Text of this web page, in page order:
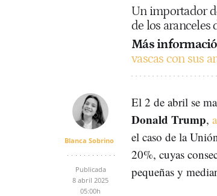
Un importador
de los aranceles
Más
vascas con sus
Blanca Sobrino
Publicada
8 abril 2025
05:00h
El 2 de abril se
Donald Trump,
el caso de la
20%, cuyas
pequeñas y